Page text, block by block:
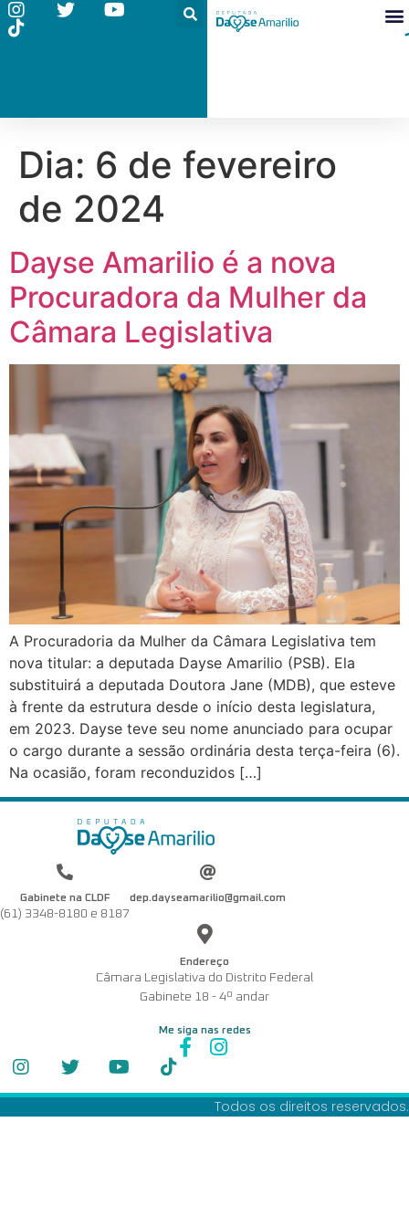
Dia: 6 de fevereiro
de 2024
Dayse Amarilio é a nova
Procuradora da Mulher da
Câmara Legislativa
A Procuradoria da Mulher da Câmara Legislativa tem
nova titular: a deputada Dayse Amarilio (PSB). Ela
substituirá a deputada Doutora Jane (MDB), que esteve
à frente da estrutura desde o início desta legislatura,
em 2023. Dayse teve seu nome anunciado para ocupar
o cargo durante a sessão ordinária desta terça-feira (6).
Na ocasião, foram reconduzidos […]
Gabinete na CLDF
(61) 3348-8180 e 8187
dep.dayseamarilio@gmail.com
Endereço
Câmara Legislativa do Distrito Federal
Gabinete 18 - 4º andar
Me siga nas redes
Todos os direitos reservados.